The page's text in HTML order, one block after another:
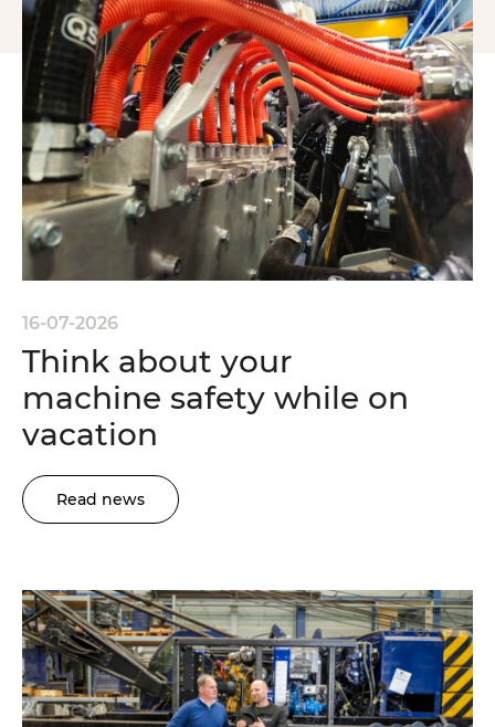
16-07-2026
Think about your
machine safety while on
vacation
Read news